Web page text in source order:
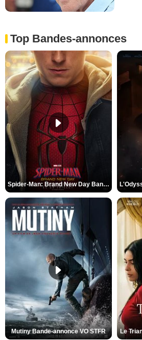
Top Bandes-annonces
Spider-Man: Brand New Day Bande-annonce VO STFR
Mutiny Bande-annonce VO STFR Le